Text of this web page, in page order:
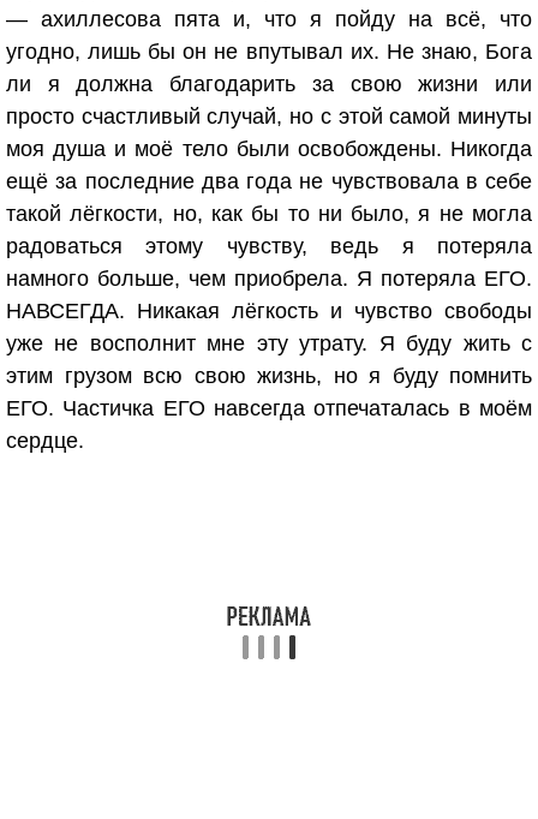
— ахиллесова пята и, что я пойду на всё, что
угодно, лишь бы он не впутывал их. Не знаю, Бога
ли я должна благодарить за свою жизни или
просто счастливый случай, но с этой самой минуты
моя душа и моё тело были освобождены. Никогда
ещё за последние два года не чувствовала в себе
такой лёгкости, но, как бы то ни было, я не могла
радоваться этому чувству, ведь я потеряла
намного больше, чем приобрела. Я потеряла ЕГО.
НАВСЕГДА. Никакая лёгкость и чувство свободы
уже не восполнит мне эту утрату. Я буду жить с
этим грузом всю свою жизнь, но я буду помнить
ЕГО. Частичка ЕГО навсегда отпечаталась в моём
сердце.